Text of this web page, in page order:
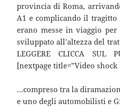
provincia di Roma,
A1 e complicando il
erano messe in viaggio
sviluppato all’altezza del
LEGGERE CLICCA SUL
[nextpage title=”Video
…compreso tra la
e uno degli automobilisti e